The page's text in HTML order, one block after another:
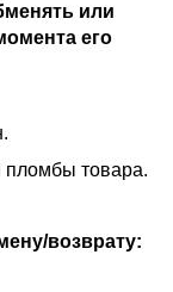
или
его
пломбы товара.
возврату: